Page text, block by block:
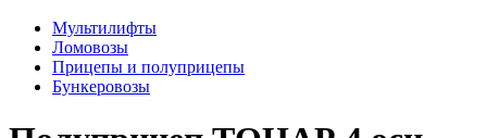
Мультилифты
Ломовозы
Прицепы и полуприцепы
Бункеровозы